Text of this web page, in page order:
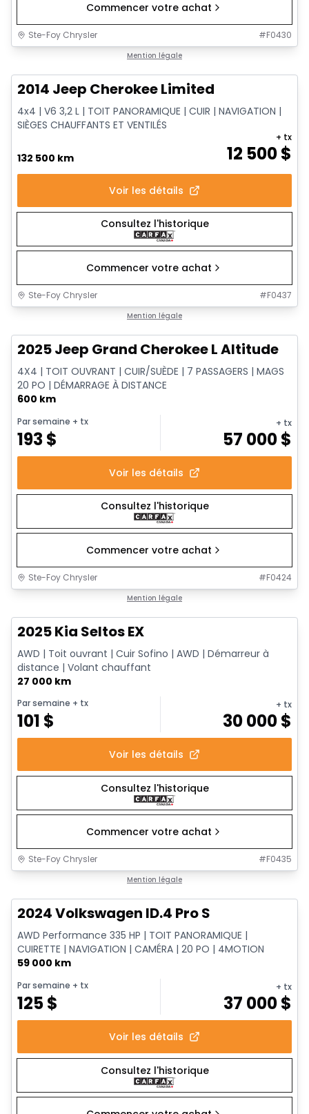
Commencer votre achat
Ste-Foy Chrysler #F0430
Mention légale
2014 Jeep Cherokee Limited
4x4 | V6 3,2 L | TOIT PANORAMIQUE | CUIR | NAVIGATION |
SIÈGES CHAUFFANTS ET VENTILÉS
132 500 km 12 500$
+ tx
Voir les détails
Consultez l'historique
Commencer votre achat
Ste-Foy Chrysler #F0437
Mention légale
2025 Jeep Grand Cherokee L Altitude
4X4 | TOIT OUVRANT | CUIR/SUÈDE | 7 PASSAGERS | MAGS
20 PO | DÉMARRAGE À DISTANCE
600 km
Par semaine + tx
193$
+ tx
57 000$
Voir les détails
Consultez l'historique
Commencer votre achat
Ste-Foy Chrysler #F0424
Mention légale
2025 Kia Seltos EX
AWD | Toit ouvrant | Cuir Sofino | AWD | Démarreur à
distance | Volant chauffant
27 000 km
Par semaine + tx
101 $
+ tx
30 000$
Voir les détails
Consultez l'historique
Commencer votre achat
Ste-Foy Chrysler #F0435
Mention légale
2024 Volkswagen ID.4 Pro S
AWD Performance 335 HP | TOIT PANORAMIQUE |
CUIRETTE | NAVIGATION | CAMÉRA | 20 PO | 4MOTION
59 000 km
Par semaine + tx
125$
+ tx
37 000$
Voir les détails
Consultez l'historique